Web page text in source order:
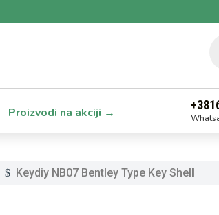
Proizvodi na akciji →
$ Keydiy NB07 Bentley Type Key Shell